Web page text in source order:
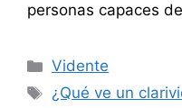
personas capaces
Categorías
Vidente
Etiquetas
¿Qué ve un